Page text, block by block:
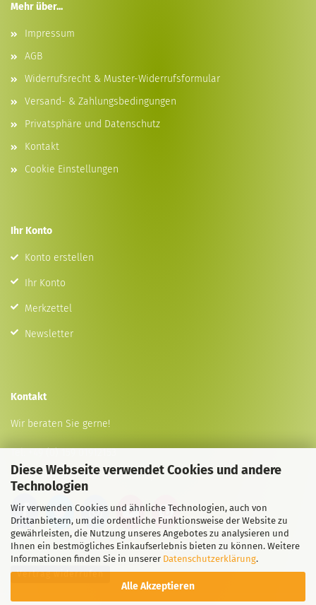
Diese Webseite verwendet Cookies und andere
Technologien
Wir verwenden Cookies und ähnliche Technologien, auch von
Drittanbietern, um die ordentliche Funktionsweise der Website zu
gewährleisten, die Nutzung unseres Angebotes zu analysieren und
Ihnen ein bestmögliches Einkaufserlebnis bieten zu können. Weitere
Informationen finden Sie in unserer Datenschutzerklärung.
Alle Akzeptieren
Mehr über...
Impressum
AGB
Widerrufsrecht & Muster-Widerrufsformular
Versand- & Zahlungsbedingungen
Privatsphäre und Datenschutz
Kontakt
Cookie Einstellungen
Ihr Konto
Konto erstellen
Ihr Konto
Merkzettel
Newsletter
Kontakt
Wir beraten Sie gerne!
E-Mailinfo@animal-lovers.shop
Vertrag widerrufen